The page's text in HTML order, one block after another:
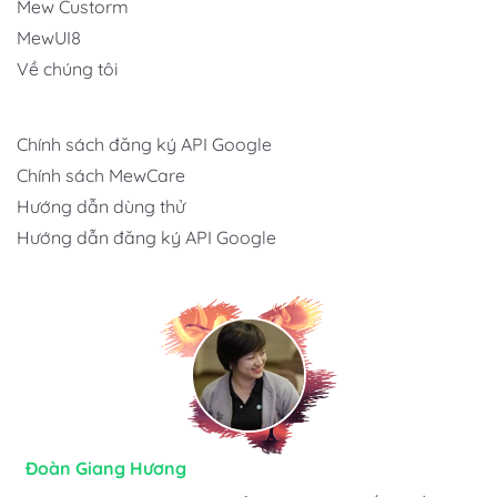
Mew Custorm
MewUI8
Về chúng tôi
Chính sách đăng ký API Google
Chính sách MewCare
Hướng dẫn dùng thử
Hướng dẫn đăng ký API Google
Hương Suri
Đoàn Giang Hương
Ngọc Anh